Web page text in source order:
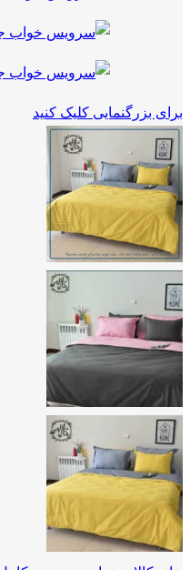
برای بزرگنمایی کلیک کنید